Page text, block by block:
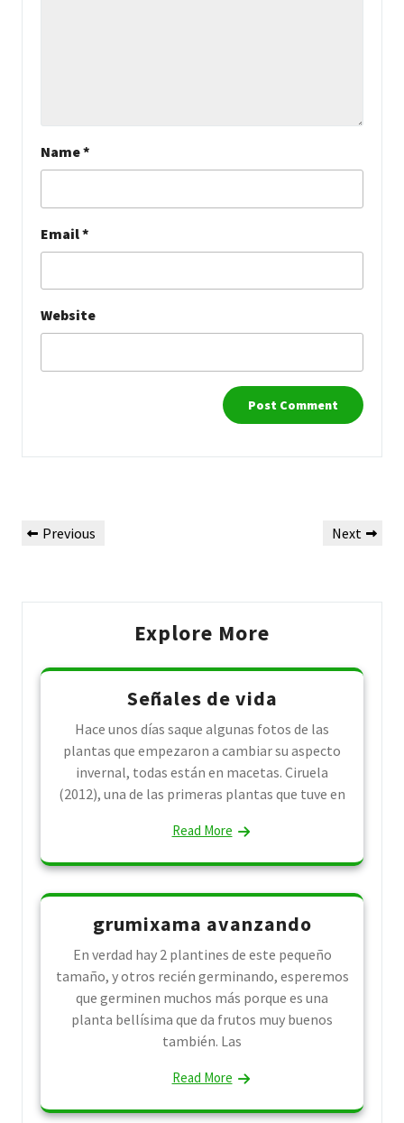
Name*
Email*
Website
navigation
Previous
Previous
Next
Next
Explore More
Señales de vida
Hace unos días saque algunas fotos de las
plantas que empezaron a cambiar su aspecto
invernal, todas están en macetas. Ciruela
(2012), una de las primeras plantas que tuve en
Read More
grumixama avanzando
En verdad hay 2 plantines de este pequeño
tamaño, y otros recién germinando, esperemos
que germinen muchos más porque es una
planta bellísima que da frutos muy buenos
también. Las
Read More